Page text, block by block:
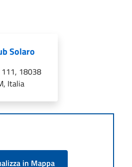
Solaro
111, 18038
Italia
in Mappa